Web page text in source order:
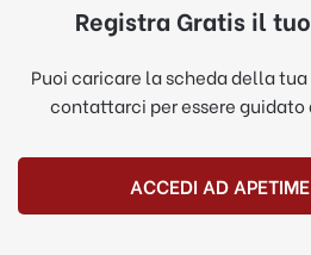
Registra Gratis il
Puoi caricare la scheda della
contattarci per essere guidato
ACCEDI AD